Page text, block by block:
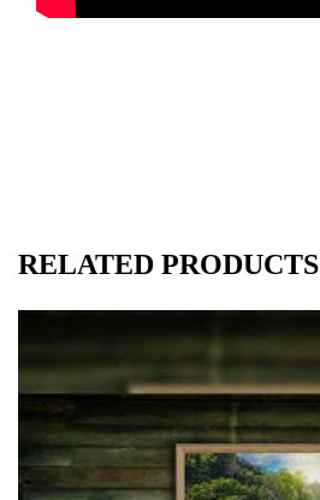
RELATED PRODUCTS